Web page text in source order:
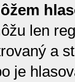
len
a
je